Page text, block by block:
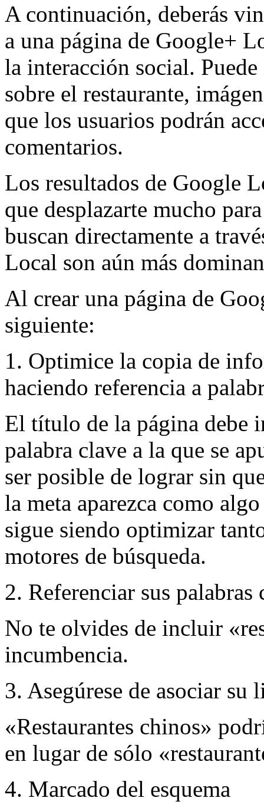
A continuación, deberás
a una página de Google+
la interacción social.
sobre el restaurante,
que los usuarios podrán
comentarios.
Los resultados de Google
que desplazarte mucho
buscan directamente a
Local son aún más
Al crear una página de
siguiente:
1. Optimice la copia de
haciendo referencia a
El título de la página debe
palabra clave a la que se
ser posible de lograr sin
la meta aparezca como
sigue siendo optimizar
motores de búsqueda.
2. Referenciar sus
No te olvides de incluir
incumbencia.
3. Asegúrese de asociar su
«Restaurantes chinos»
en lugar de sólo
4. Marcado del esquema